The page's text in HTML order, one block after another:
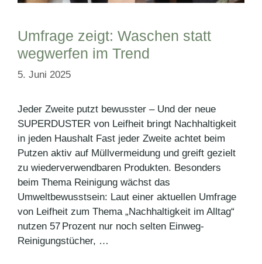
Umfrage zeigt: Waschen statt
wegwerfen im Trend
5. Juni 2025
Jeder Zweite putzt bewusster – Und der neue
SUPERDUSTER von Leifheit bringt Nachhaltigkeit
in jeden Haushalt Fast jeder Zweite achtet beim
Putzen aktiv auf Müllvermeidung und greift gezielt
zu wiederverwendbaren Produkten. Besonders
beim Thema Reinigung wächst das
Umweltbewusstsein: Laut einer aktuellen Umfrage
von Leifheit zum Thema „Nachhaltigkeit im Alltag“
nutzen 57 Prozent nur noch selten Einweg-
Reinigungstücher, …